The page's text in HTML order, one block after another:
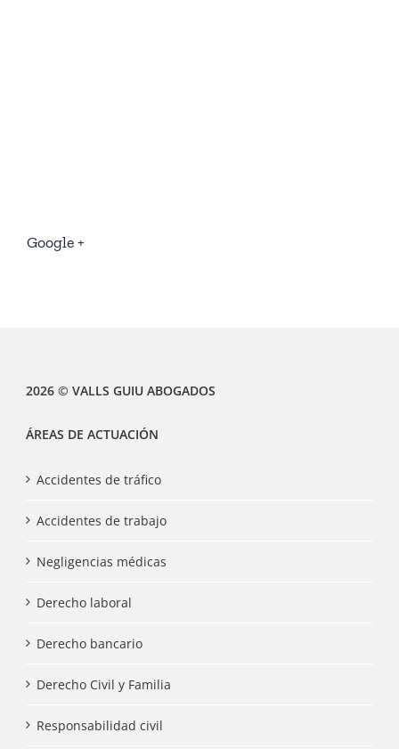
Google +
2026 © VALLS GUIU ABOGADOS
ÁREAS DE ACTUACIÓN
Accidentes de tráfico
Accidentes de trabajo
Negligencias médicas
Derecho laboral
Derecho bancario
Derecho Civil y Familia
Responsabilidad civil